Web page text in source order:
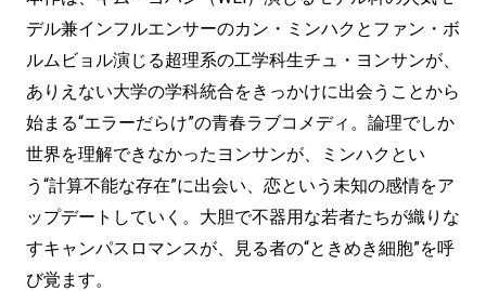
デル兼インフルエンサーのカン・ミンハクとファン・ボ
ルムビョル演じる超理系の工学科生チュ・ヨンサンが、
ありえない大学の学科統合をきっかけに出会うことから
始まる“エラーだらけ”の青春ラブコメディ。論理でしか
世界を理解できなかったヨンサンが、ミンハクとい
う“計算不能な存在”に出会い、恋という未知の感情をア
ップデートしていく。大胆で不器用な若者たちが織りな
すキャンパスロマンスが、見る者の“ときめき細胞”を呼
び覚ます。